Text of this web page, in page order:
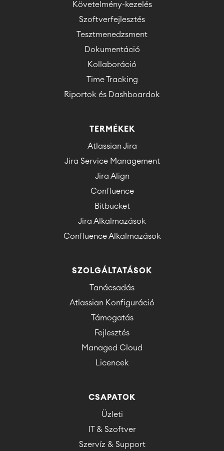
Követelmény-kezelés
Szoftverfejlesztés
Tesztmenedzsment
Dokumentáció
Kollaboráció
Time Tracking
Riportok és Dashboardok
TERMÉKEK
Atlassian Jira
Jira Service Management
Jira Align
Confluence
Bitbucket
Jira Alkalmazások
Confluence Alkalmazások
SZOLGÁLTATÁSOK
Tanácsadás
Atlassian Konfiguráció
Támogatás
Fejlesztés
Managed Cloud
Licencek
CSAPATOK
Üzleti
IT & Szoftver
Szervíz & Support